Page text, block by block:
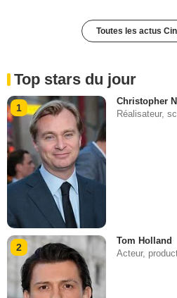
Toutes les actus
Top stars du jour
1
Christopher
Réalisateur,
2
Tom Holland
Acteur,